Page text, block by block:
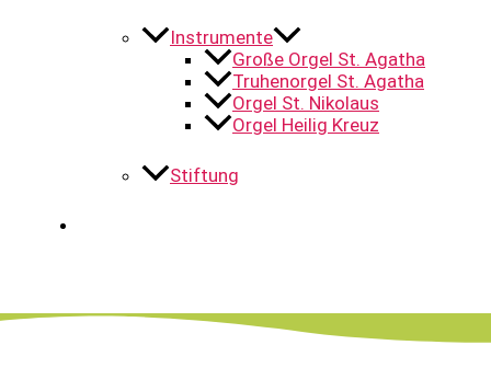
Instrumente
Große Orgel St. Agatha
Truhenorgel St. Agatha
Orgel St. Nikolaus
Orgel Heilig Kreuz
Stiftung